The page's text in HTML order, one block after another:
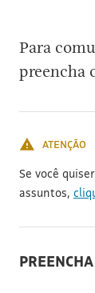
Para
preencha
ATENÇÃO
Se você
assuntos,